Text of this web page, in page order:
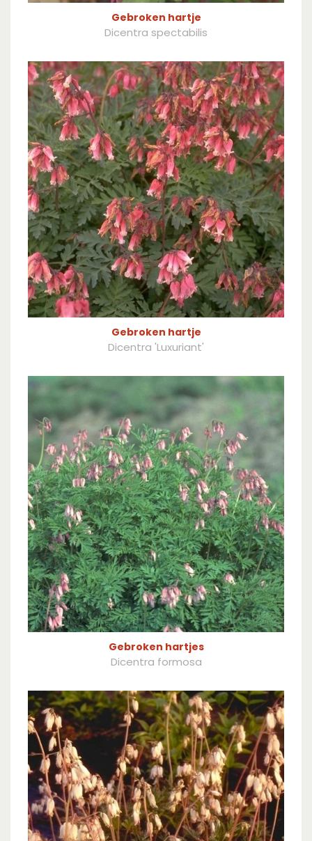
Gebroken hartje
Dicentra spectabilis
Gebroken hartje
Dicentra 'Luxuriant'
Gebroken hartjes
Dicentra formosa